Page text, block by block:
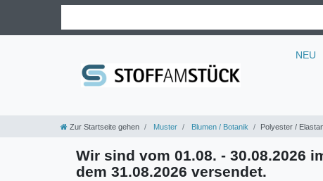
NEU
Zur Startseite gehen Muster Blumen / Botanik Polyester /
Wir sind vom 01.08. - 30.08.2026
dem 31.08.2026 versendet.